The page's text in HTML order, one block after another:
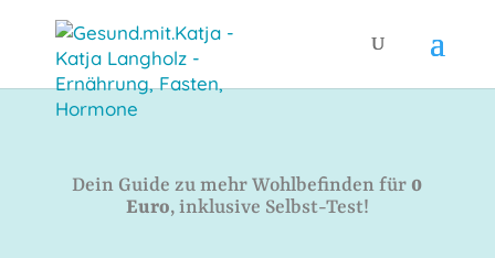
Dein Guide zu mehr Wohlbefinden für 0
Euro, inklusive Selbst-Test!